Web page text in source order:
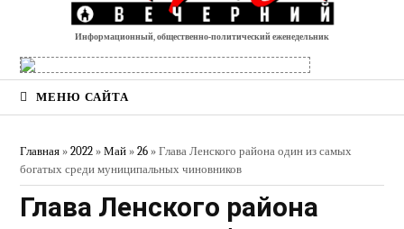
Информационный, общественно-политический еженедельник
МЕНЮ САЙТА
Главная »2022 » Май » 26 » Глава Ленского района один из самых
богатых среди муниципальных чиновников
Глава Ленского района